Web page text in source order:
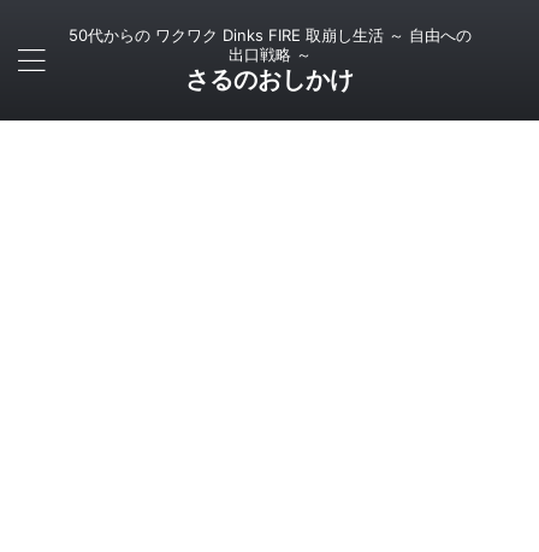
50代からの ワクワク Dinks FIRE 取崩し生活 ～ 自由への
出口戦略 ～
さるのおしかけ